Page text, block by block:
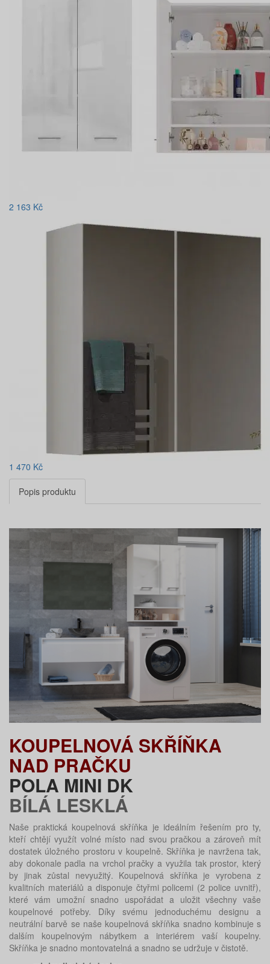
2 163 Kč
1 470 Kč
Popis produktu
KOUPELNOVÁ SKŘÍŇKA
NAD PRAČKU
POLA MINI DK
BÍLÁ LESKLÁ
Naše praktická koupelnová skříňka je ideálním řešením pro ty,
kteří chtějí využít volné místo nad svou pračkou a zároveň mít
dostatek úložného prostoru v koupelně. Skříňka je navržena tak,
aby dokonale padla na vrchol pračky a využila tak prostor, který
by jinak zůstal nevyužitý. Koupelnová skříňka je vyrobena z
kvalitních materiálů a disponuje čtyřmi policemi (2 police uvnitř),
které vám umožní snadno uspořádat a uložit všechny vaše
koupelnové potřeby. Díky svému jednoduchému designu a
neutrální barvě se naše koupelnová skříňka snadno kombinuje s
dalším koupelnovým nábytkem a interiérem vaší koupelny.
Skříňka je snadno montovatelná a snadno se udržuje v čistotě.